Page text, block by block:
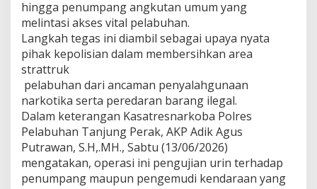
b
a
T
a
u
n
g
P
e
r
a
k
hingga penumpang angkutan umum yang
melintasi akses vital pelabuhan.
Langkah tegas ini diambil sebagai upaya nyata
pihak kepolisian dalam membersihkan area
strattruk
pelabuhan dari ancaman penyalahgunaan
narkotika serta peredaran barang ilegal.
Dalam keterangan Kasatresnarkoba Polres
Pelabuhan Tanjung Perak, AKP Adik Agus
Putrawan, S.H,.MH., Sabtu (13/06/2026)
mengatakan, operasi ini pengujian urin terhadap
penumpang maupun pengemudi kendaraan yang